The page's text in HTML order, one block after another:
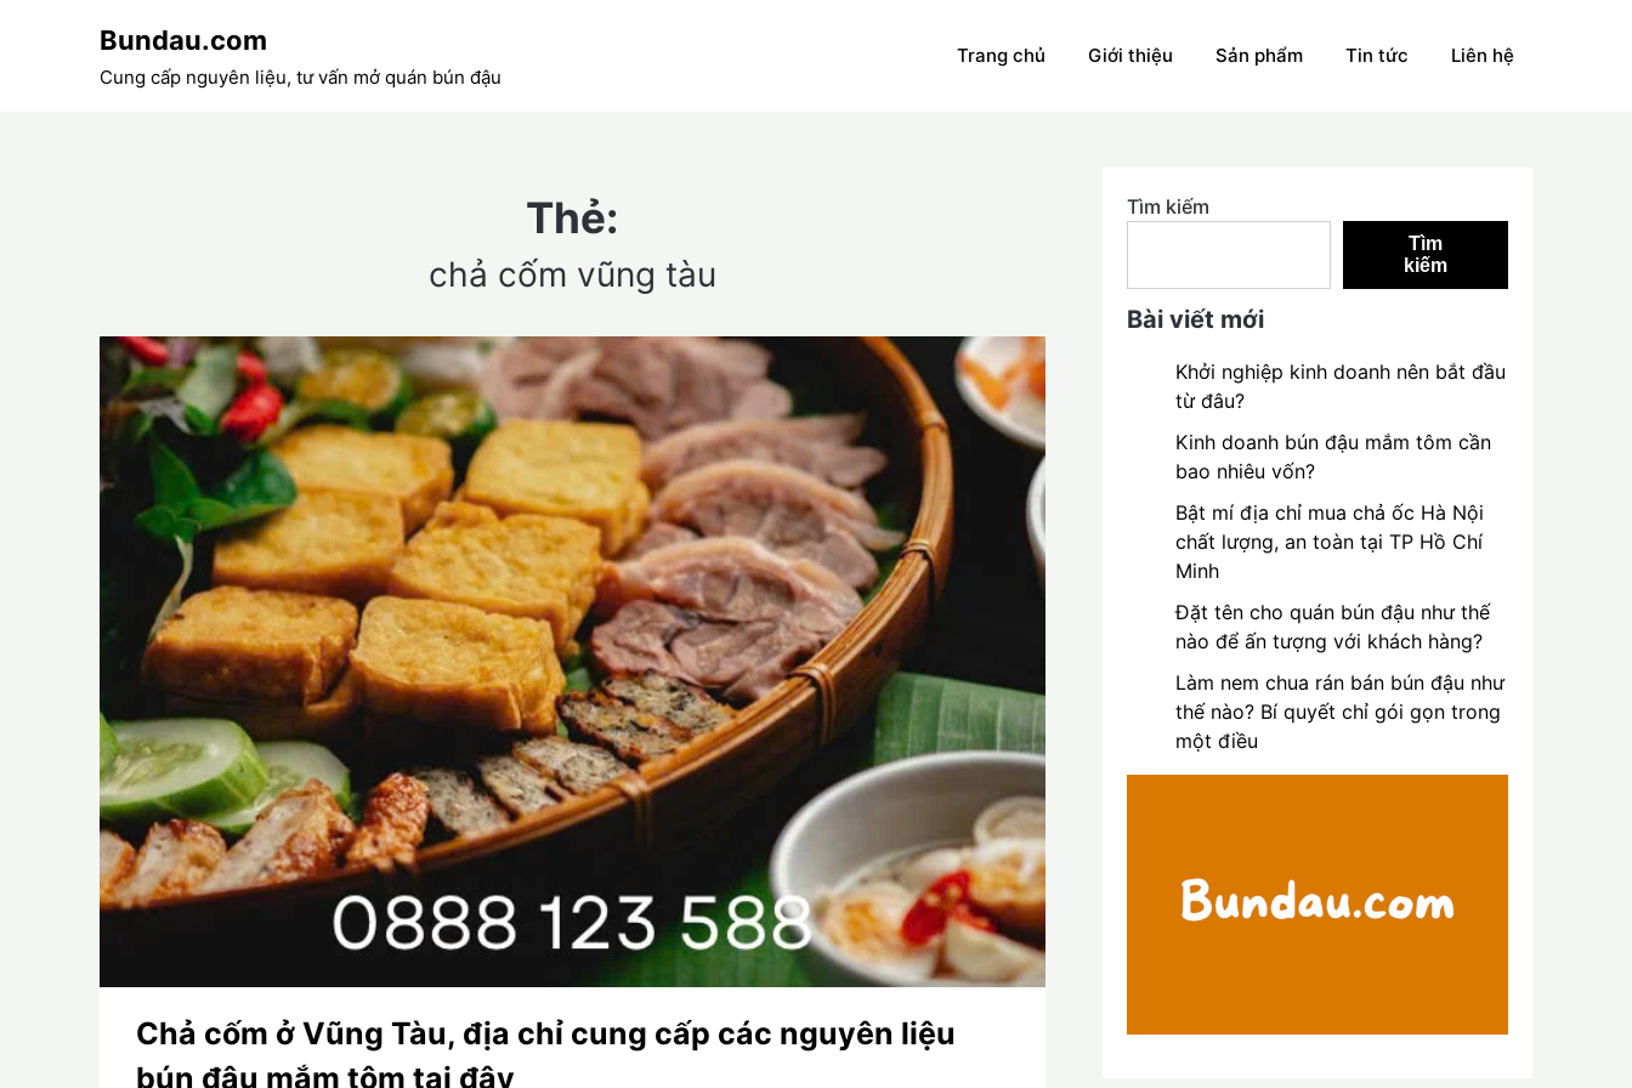
Bundau.com
Cung cấp nguyên liệu, tư vấn mở quán bún đậu
Trang chủ Giới thiệu Sản phẩm Tin tức Liên hệ
Thẻ:
chả cốm vũng tàu
Chả cốm ở Vũng Tàu, địa chỉ cung cấp các nguyên liệu
bún đậu mắm tôm tại đây
Tìm kiếm
Tìm
kiếm
Bài viết mới
Khởi nghiệp kinh doanh nên bắt đầu
từ đâu?
Kinh doanh bún đậu mắm tôm cần
bao nhiêu vốn?
Bật mí địa chỉ mua chả ốc Hà Nội
chất lượng, an toàn tại TP Hồ Chí
Minh
Đặt tên cho quán bún đậu như thế
nào để ấn tượng với khách hàng?
Làm nem chua rán bán bún đậu như
thế nào? Bí quyết chỉ gói gọn trong
một điều